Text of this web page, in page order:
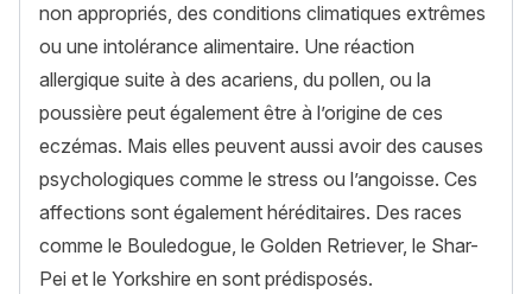
non appropriés, des conditions climatiques extrêmes
ou une intolérance alimentaire. Une réaction
allergique suite à des acariens, du pollen, ou la
poussière peut également être à l’origine de ces
eczémas. Mais elles peuvent aussi avoir des causes
psychologiques comme le stress ou l’angoisse. Ces
affections sont également héréditaires. Des races
comme le Bouledogue, le Golden Retriever, le Shar-
Pei et le Yorkshire en sont prédisposés.